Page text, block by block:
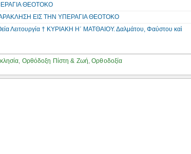
ΘΕΟΤΟΚΟ
ΠΑΡΑΚΛΗΣΗ ΕΙΣ ΤΗΝ ΥΠΕΡΑΓΙΑ ΘΕΟΤΟΚΟ
Λειτουργία † ΚΥΡΙΑΚΗ Η΄ ΜΑΤΘΑΙΟΥ. Δαλμάτου, Φαύστου καὶ
Ορθόδοξη Πίστη & Ζωή ,Ορθοδοξία